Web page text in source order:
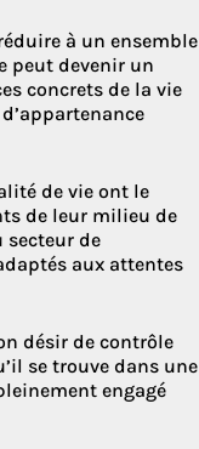
à un ensemble
peut devenir un
concrets de la vie
de vie ont le
de leur milieu de
secteur de
aux attentes
désir de contrôle
se trouve dans une
engagé